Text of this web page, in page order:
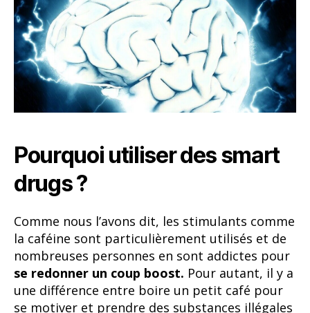
Pourquoi utiliser des smart
drugs ?
Comme nous l’avons dit, les stimulants comme
la caféine sont particulièrement utilisés et de
nombreuses personnes en sont addictes pour
se redonner un coup boost. Pour autant, il y a
une différence entre boire un petit café pour
se motiver et prendre des substances illégales